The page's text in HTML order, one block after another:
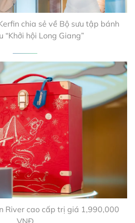
chia sẻ về Bộ sưu tập bánh
“Khởi hội Long Giang”
River cao cấp trị giá 1,990,000
VNĐ